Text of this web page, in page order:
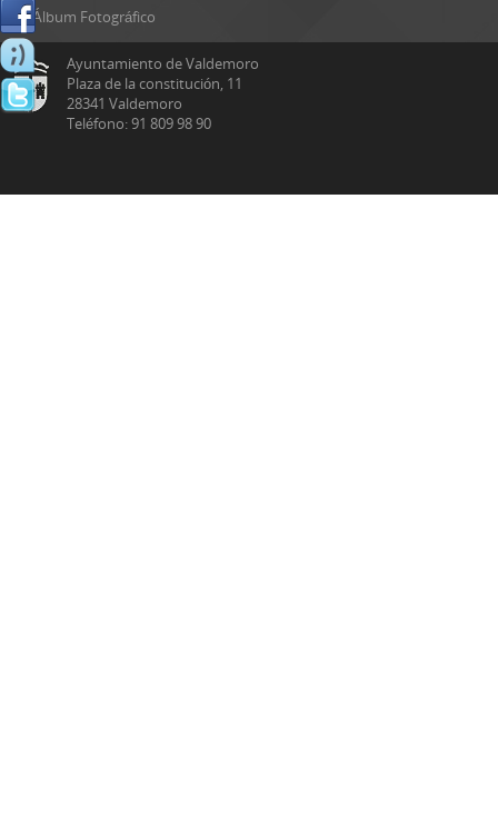
Álbum Fotográfico
Ayuntamiento de Valdemoro
Plaza de la constitución, 11
28341 Valdemoro
Teléfono: 91 809 98 90